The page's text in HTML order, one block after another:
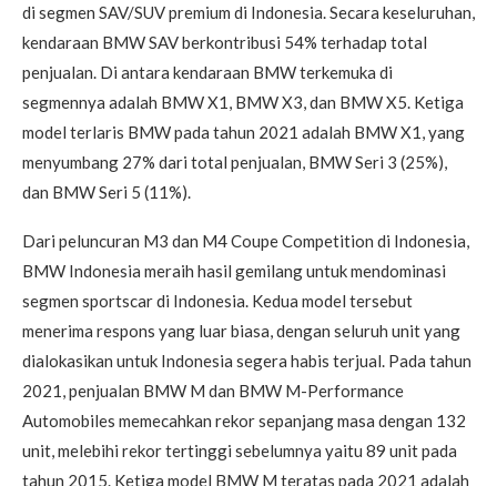
di segmen SAV/SUV premium di Indonesia. Secara keseluruhan,
kendaraan BMW SAV berkontribusi 54% terhadap total
penjualan. Di antara kendaraan BMW terkemuka di
segmennya adalah BMW X1, BMW X3, dan BMW X5. Ketiga
model terlaris BMW pada tahun 2021 adalah BMW X1, yang
menyumbang 27% dari total penjualan, BMW Seri 3 (25%),
dan BMW Seri 5 (11%).
Dari peluncuran M3 dan M4 Coupe Competition di Indonesia,
BMW Indonesia meraih hasil gemilang untuk mendominasi
segmen sportscar di Indonesia. Kedua model tersebut
menerima respons yang luar biasa, dengan seluruh unit yang
dialokasikan untuk Indonesia segera habis terjual. Pada tahun
2021, penjualan BMW M dan BMW M-Performance
Automobiles memecahkan rekor sepanjang masa dengan 132
unit, melebihi rekor tertinggi sebelumnya yaitu 89 unit pada
tahun 2015. Ketiga model BMW M teratas pada 2021 adalah